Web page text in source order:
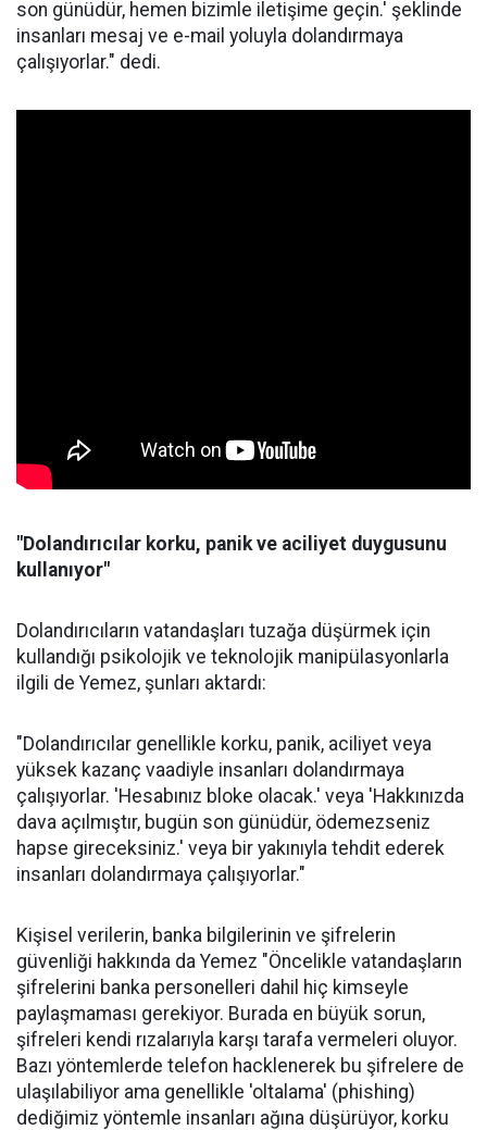
son günüdür, hemen bizimle iletişime geçin.' şeklinde
insanları mesaj ve e-mail yoluyla dolandırmaya
çalışıyorlar." dedi.
"Dolandırıcılar korku, panik ve aciliyet duygusunu
kullanıyor"
Dolandırıcıların vatandaşları tuzağa düşürmek için
kullandığı psikolojik ve teknolojik manipülasyonlarla
ilgili de Yemez, şunları aktardı:
"Dolandırıcılar genellikle korku, panik, aciliyet veya
yüksek kazanç vaadiyle insanları dolandırmaya
çalışıyorlar. 'Hesabınız bloke olacak.' veya 'Hakkınızda
dava açılmıştır, bugün son günüdür, ödemezseniz
hapse gireceksiniz.' veya bir yakınıyla tehdit ederek
insanları dolandırmaya çalışıyorlar."
Kişisel verilerin, banka bilgilerinin ve şifrelerin
güvenliği hakkında da Yemez "Öncelikle vatandaşların
şifrelerini banka personelleri dahil hiç kimseyle
paylaşmaması gerekiyor. Burada en büyük sorun,
şifreleri kendi rızalarıyla karşı tarafa vermeleri oluyor.
Bazı yöntemlerde telefon hacklenerek bu şifrelere de
ulaşılabiliyor ama genellikle 'oltalama' (phishing)
dediğimiz yöntemle insanları ağına düşürüyor, korku